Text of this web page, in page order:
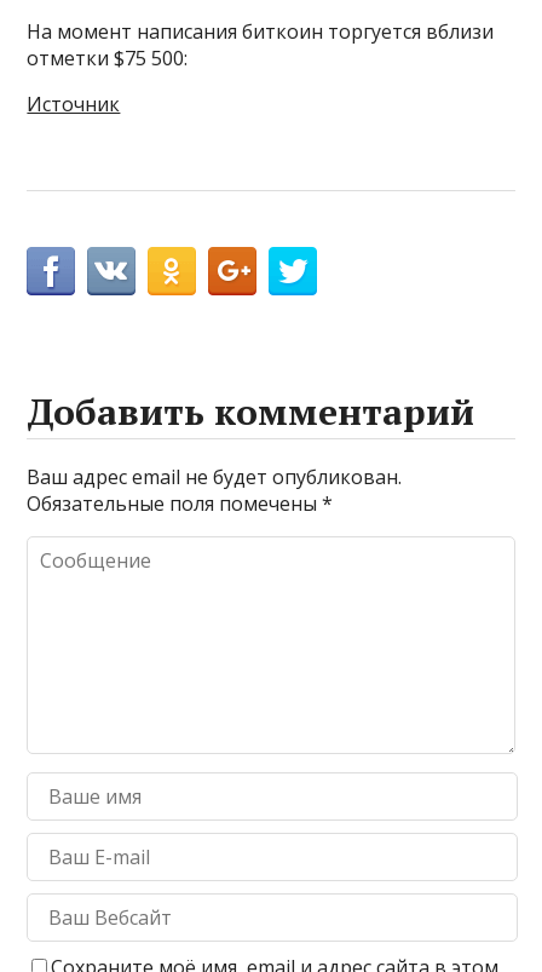
На момент написания биткоин торгуется вблизи
отметки $75 500:
Источник
Добавить комментарий
Ваш адрес email не будет опубликован.
Обязательные поля помечены*